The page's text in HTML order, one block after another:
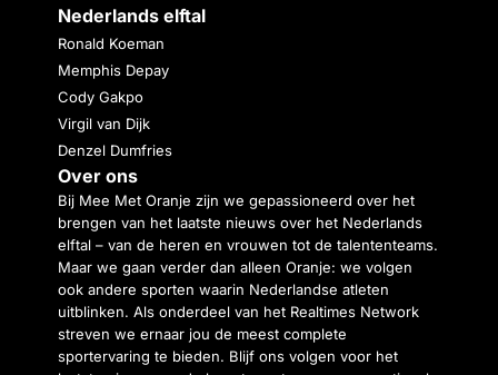
Nederlands elftal
Ronald Koeman
Memphis Depay
Cody Gakpo
Virgil van Dijk
Denzel Dumfries
Over ons
Bij Mee Met Oranje zijn we gepassioneerd over het
brengen van het laatste nieuws over het Nederlands
elftal – van de heren en vrouwen tot de talententeams.
Maar we gaan verder dan alleen Oranje: we volgen
ook andere sporten waarin Nederlandse atleten
uitblinken. Als onderdeel van het Realtimes Network
streven we ernaar jou de meest complete
sportervaring te bieden. Blijf ons volgen voor het